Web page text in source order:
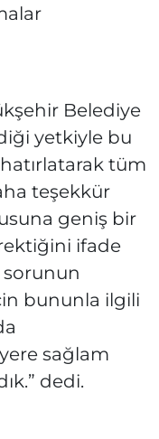
Belediye
yetkiyle bu
tüm
teşekkür
geniş bir
ifade
sorunun
bununla ilgili
sağlam
dedi.